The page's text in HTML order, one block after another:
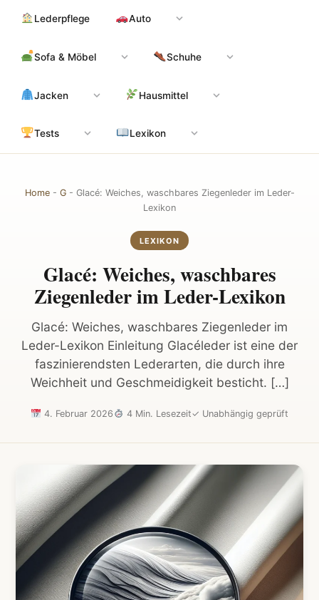
Inhalt
Lederpflege Auto
Sofa & Möbel Schuhe
Jacken Hausmittel
Tests Lexikon
Home- G- Glacé: Weiches, waschbares Ziegenleder im Leder-
Lexikon
LEXIKON
Glacé: Weiches, waschbares
Ziegenleder im Leder-Lexikon
Glacé: Weiches, waschbares Ziegenleder im
Leder-Lexikon Einleitung Glacéleder ist eine der
faszinierendsten Lederarten, die durch ihre
Weichheit und Geschmeidigkeit besticht. […]
4. Februar 2026 4 Min. Lesezeit✓ Unabhängig geprüft